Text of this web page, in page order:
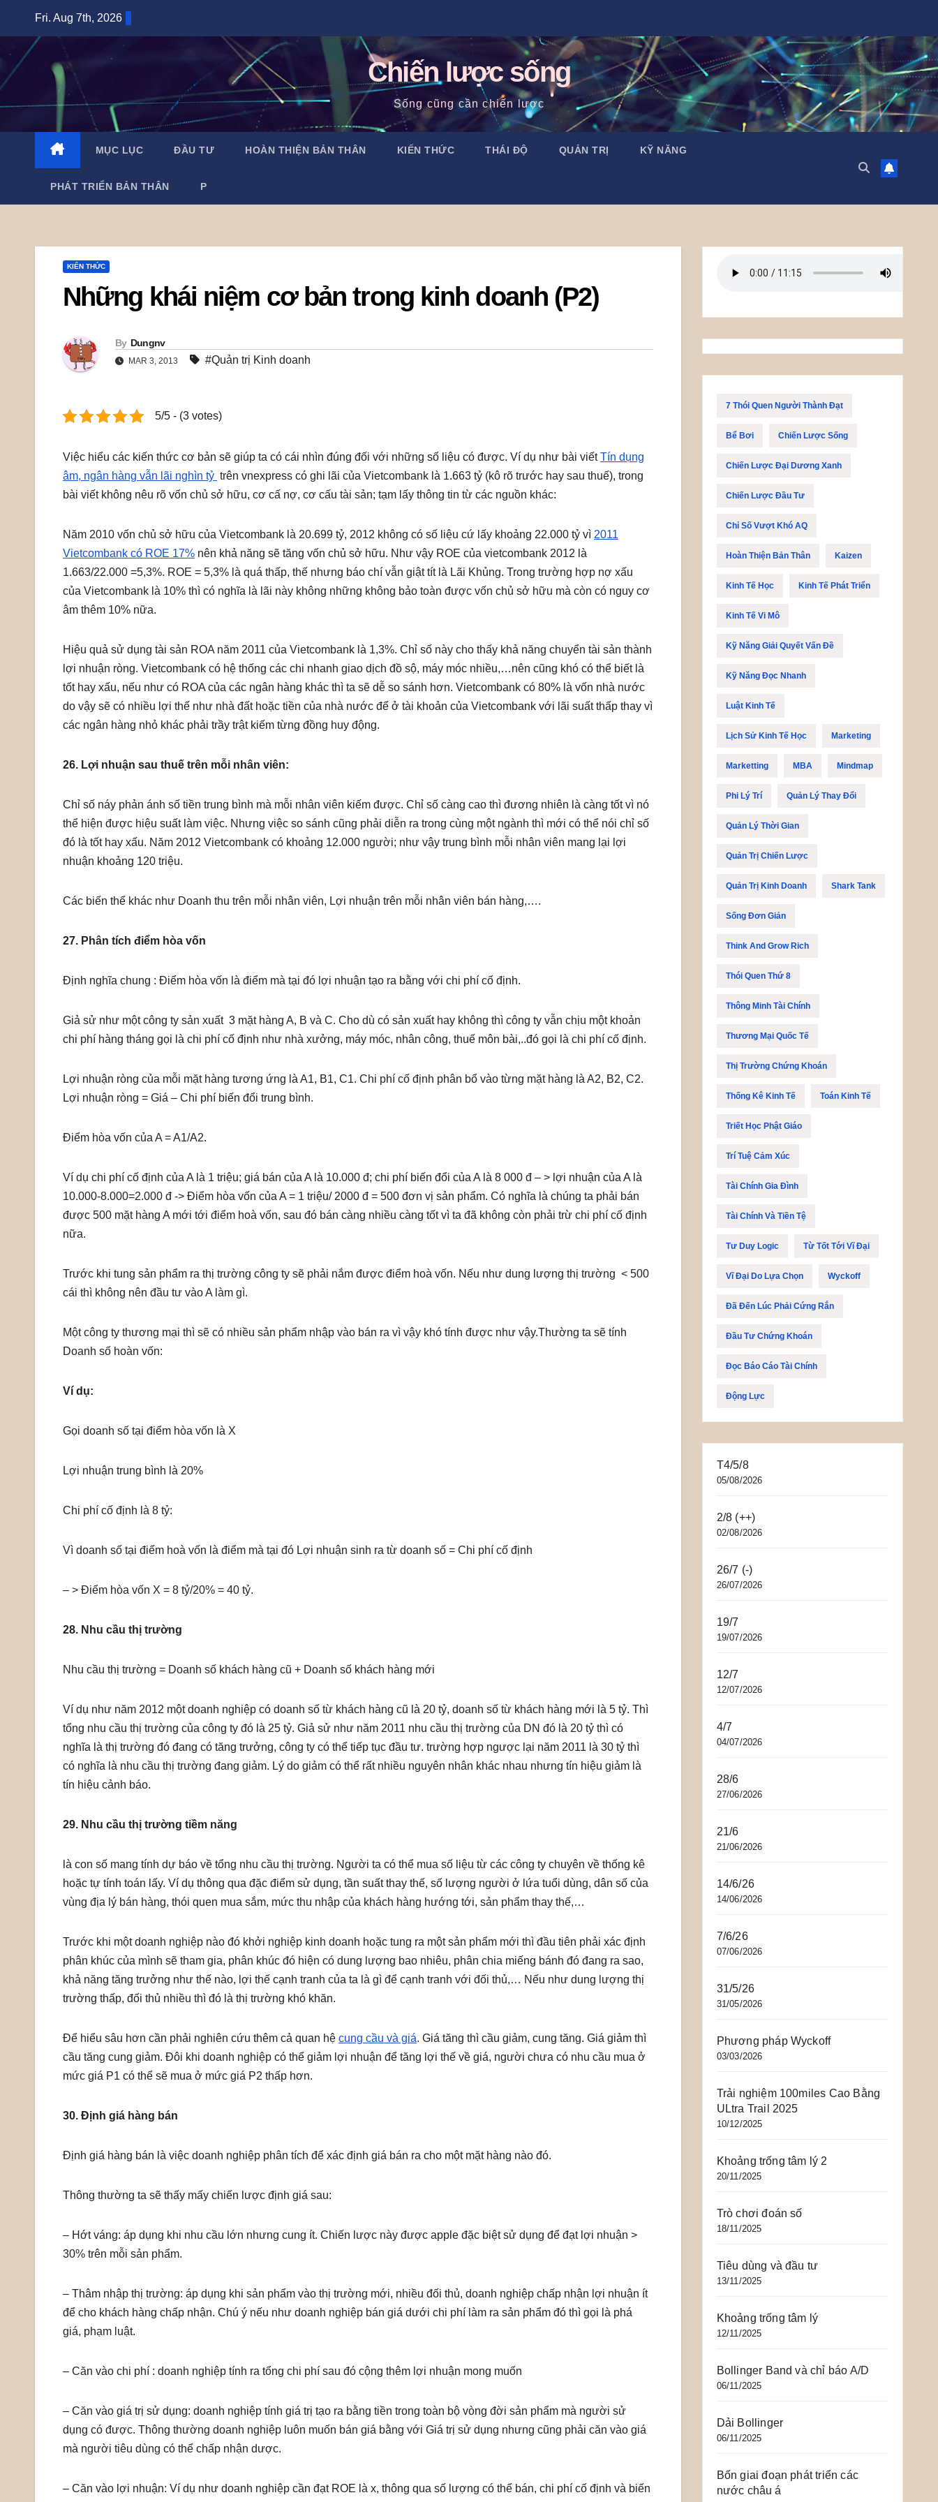
content
Fri. Aug 7th, 2026
Chiến lược sống
Sống cũng cần chiến lược
MỤC LỤC ĐẦU TƯ HOÀN THIỆN BẢN THÂN KIẾN THỨC THÁI ĐỘ QUẢN TRỊ KỸ NĂNG
PHÁT TRIỂN BẢN THÂN P
KIẾN THỨC
Những khái niệm cơ bản trong kinh doanh (P2)
By Dungnv
MAR 3, 2013 #Quản trị Kinh doanh
5/5 - (3 votes)
Việc hiểu các kiến thức cơ bản sẽ giúp ta có cái nhìn đúng đối với những số liệu có được. Ví dụ như bài viếtTín dụng
âm, ngân hàng vẫn lãi nghìn tỷ trên vnexpress có ghi lãi của Vietcombank là 1.663 tỷ (kô rõ trước hay sau thuế), trong
bài viết không nêu rõ vốn chủ sở hữu, cơ cấ nợ, cơ cấu tài sản; tạm lấy thông tin từ các nguồn khác:
Năm 2010 vốn chủ sở hữu của Vietcombank là 20.699 tỷ, 2012 không có số liệu cứ lấy khoảng 22.000 tỷ vì 2011
Vietcombank có ROE 17% nên khả năng sẽ tăng vốn chủ sở hữu. Như vậy ROE của vietcombank 2012 là
1.663/22.000 =5,3%. ROE = 5,3% là quá thấp, thế nhưng báo chí vẫn giật tít là Lãi Khủng. Trong trường hợp nợ xấu
của Vietcombank là 10% thì có nghĩa là lãi này không những không bảo toàn được vốn chủ sở hữu mà còn có nguy cơ
âm thêm 10% nữa.
Hiệu quả sử dụng tài sản ROA năm 2011 của Vietcombank là 1,3%. Chỉ số này cho thấy khả năng chuyển tài sản thành
lợi nhuận ròng. Vietcombank có hệ thống các chi nhanh giao dịch đồ sộ, máy móc nhiều,…nên cũng khó có thể biết là
tốt hay xấu, nếu như có ROA của các ngân hàng khác thì ta sẽ dễ so sánh hơn. Vietcombank có 80% là vốn nhà nước
do vậy sẽ có nhiều lợi thế như nhà đất hoặc tiền của nhà nước để ở tài khoản của Vietcombank với lãi suất thấp thay vì
các ngân hàng nhỏ khác phải trầy trật kiếm từng đồng huy động.
26. Lợi nhuận sau thuế trên mỗi nhân viên:
Chỉ số náy phản ánh số tiền trung bình mà mỗi nhân viên kiếm được. Chỉ số càng cao thì đương nhiên là càng tốt vì nó
thể hiện được hiệu suất làm việc. Nhưng việc so sánh cũng phải diễn ra trong cùng một ngành thì mới có thể nói chỉ số
đó là tốt hay xấu. Năm 2012 Vietcombank có khoảng 12.000 người; như vậy trung bình mỗi nhân viên mang lại lợi
nhuận khoảng 120 triệu.
Các biến thể khác như Doanh thu trên mỗi nhân viên, Lợi nhuận trên mỗi nhân viên bán hàng,….
27. Phân tích điểm hòa vốn
Định nghĩa chung : Điểm hòa vốn là điểm mà tại đó lợi nhuận tạo ra bằng với chi phí cố định.
Giả sử như một công ty sản xuất 3 mặt hàng A, B và C. Cho dù có sản xuất hay không thì công ty vẫn chịu một khoản
chi phí hàng tháng gọi là chi phí cố định như nhà xưởng, máy móc, nhân công, thuế môn bài,..đó gọi là chi phí cố định.
Lợi nhuận ròng của mỗi mặt hàng tương ứng là A1, B1, C1. Chi phí cố định phân bổ vào từng mặt hàng là A2, B2, C2.
Lợi nhuận ròng = Giá – Chi phí biến đổi trung bình.
Điểm hòa vốn của A = A1/A2.
Ví dụ chi phí cố định của A là 1 triệu; giá bán của A là 10.000 đ; chi phí biến đổi của A là 8 000 đ – > lợi nhuận của A là
10.000-8.000=2.000 đ -> Điểm hòa vốn của A = 1 triệu/ 2000 đ = 500 đơn vị sản phẩm. Có nghĩa là chúng ta phải bán
được 500 mặt hàng A mới tới điểm hoà vốn, sau đó bán càng nhiều càng tốt vì ta đã không còn phải trừ chi phí cố định
nữa.
Trước khi tung sản phẩm ra thị trường công ty sẽ phải nắm được điểm hoà vốn. Nếu như dung lượng thị trường < 500
cái thì không nên đầu tư vào A làm gì.
Một công ty thương mại thì sẽ có nhiều sản phẩm nhập vào bán ra vì vậy khó tính được như vậy.Thường ta sẽ tính
Doanh số hoàn vốn:
Ví dụ:
Gọi doanh số tại điểm hòa vốn là X
Lợi nhuận trung bình là 20%
Chi phí cố định là 8 tỷ:
Vì doanh số tại điểm hoà vốn là điểm mà tại đó Lợi nhuận sinh ra từ doanh số = Chi phí cố định
– > Điểm hòa vốn X = 8 tỷ/20% = 40 tỷ.
28. Nhu cầu thị trường
Nhu cầu thị trường = Doanh số khách hàng cũ + Doanh số khách hàng mới
Ví dụ như năm 2012 một doanh nghiệp có doanh số từ khách hàng cũ là 20 tỷ, doanh số từ khách hàng mới là 5 tỷ. Thì
tổng nhu cầu thị trường của công ty đó là 25 tỷ. Giả sử như năm 2011 nhu cầu thị trường của DN đó là 20 tỷ thì có
nghĩa là thị trường đó đang có tăng trưởng, công ty có thể tiếp tục đầu tư. trường hợp ngược lại năm 2011 là 30 tỷ thì
có nghĩa là nhu cầu thị trường đang giảm. Lý do giảm có thể rất nhiều nguyên nhân khác nhau nhưng tín hiệu giảm là
tín hiệu cảnh báo.
29. Nhu cầu thị trường tiềm năng
là con số mang tính dự báo về tổng nhu cầu thị trường. Người ta có thể mua số liệu từ các công ty chuyên về thống kê
hoặc tự tính toán lấy. Ví dụ thông qua đặc điểm sử dụng, tần suất thay thế, số lượng người ở lứa tuổi dùng, dân số của
vùng địa lý bán hàng, thói quen mua sắm, mức thu nhập của khách hàng hướng tới, sản phẩm thay thế,…
Trước khi một doanh nghiệp nào đó khởi nghiệp kinh doanh hoặc tung ra một sản phẩm mới thì đầu tiên phải xác định
phân khúc của mình sẽ tham gia, phân khúc đó hiện có dung lượng bao nhiêu, phân chia miếng bánh đó đang ra sao,
khả năng tăng trưởng như thế nào, lợi thế cạnh tranh của ta là gì để cạnh tranh với đối thủ,… Nếu như dung lượng thị
trường thấp, đối thủ nhiều thì đó là thị trường khó khăn.
Để hiểu sâu hơn cần phải nghiên cứu thêm cả quan hệ cung cầu và giá. Giá tăng thì cầu giảm, cung tăng. Giá giảm thì
cầu tăng cung giảm. Đôi khi doanh nghiệp có thể giảm lợi nhuận để tăng lợi thế về giá, người chưa có nhu cầu mua ở
mức giá P1 có thể sẽ mua ở mức giá P2 thấp hơn.
30. Định giá hàng bán
Định giá hàng bán là việc doanh nghiệp phân tích để xác định giá bán ra cho một mặt hàng nào đó.
Thông thường ta sẽ thấy mấy chiến lược định giá sau:
– Hớt váng: áp dụng khi nhu cầu lớn nhưng cung ít. Chiến lược này được apple đặc biệt sử dụng để đạt lợi nhuận >
30% trên mỗi sản phẩm.
– Thâm nhập thị trường: áp dụng khi sản phẩm vào thị trường mới, nhiều đối thủ, doanh nghiệp chấp nhận lợi nhuận ít
để cho khách hàng chấp nhận. Chú ý nếu như doanh nghiệp bán giá dưới chi phí làm ra sản phẩm đó thì gọi là phá
giá, phạm luật.
– Căn vào chi phí : doanh nghiệp tính ra tổng chi phí sau đó cộng thêm lợi nhuận mong muốn
– Căn vào giá trị sử dụng: doanh nghiệp tính giá trị tạo ra bằng tiền trong toàn bộ vòng đời sản phẩm mà người sử
dụng có được. Thông thường doanh nghiệp luôn muốn bán giá bằng với Giá trị sử dụng nhưng cũng phải căn vào giá
mà người tiêu dùng có thể chấp nhận dược.
– Căn vào lợi nhuận: Ví dụ như doanh nghiệp cần đạt ROE là x, thông qua số lượng có thể bán, chi phí cố định và biến
7 Thói Quen Người Thành Đạt
Bể Bơi Chiến Lược Sống
Chiến Lược Đại Dương Xanh
Chiến Lược Đầu Tư
Chỉ Số Vượt Khó AQ
Hoàn Thiện Bản Thân Kaizen
Kinh Tế Học Kinh Tế Phát Triển
Kinh Tế Vi Mô
Kỹ Năng Giải Quyết Vấn Đề
Kỹ Năng Đọc Nhanh
Luật Kinh Tế
Lịch Sử Kinh Tế Học Marketing
Marketting MBA Mindmap
Phi Lý Trí Quản Lý Thay Đổi
Quản Lý Thời Gian
Quản Trị Chiến Lược
Quản Trị Kinh Doanh Shark Tank
Sống Đơn Giản
Think And Grow Rich
Thói Quen Thứ 8
Thông Minh Tài Chính
Thương Mại Quốc Tế
Thị Trường Chứng Khoán
Thống Kê Kinh Tế Toán Kinh Tế
Triết Học Phật Giáo
Trí Tuệ Cảm Xúc
Tài Chính Gia Đình
Tài Chính Và Tiền Tệ
Tư Duy Logic Từ Tốt Tới Vĩ Đại
Vĩ Đại Do Lựa Chọn Wyckoff
Đã Đến Lúc Phải Cứng Rắn
Đầu Tư Chứng Khoán
Đọc Báo Cáo Tài Chính
Động Lực
T4/5/8
05/08/2026
2/8 (++)
02/08/2026
26/7 (-)
26/07/2026
19/7
19/07/2026
12/7
12/07/2026
4/7
04/07/2026
28/6
27/06/2026
21/6
21/06/2026
14/6/26
14/06/2026
7/6/26
07/06/2026
31/5/26
31/05/2026
Phương pháp Wyckoff
03/03/2026
Trải nghiệm 100miles Cao Bằng
ULtra Trail 2025
10/12/2025
Khoảng trống tâm lý 2
20/11/2025
Trò chơi đoán số
18/11/2025
Tiêu dùng và đầu tư
13/11/2025
Khoảng trống tâm lý
12/11/2025
Bollinger Band và chỉ báo A/D
06/11/2025
Dải Bollinger
06/11/2025
Bốn giai đoạn phát triển các
nước châu á